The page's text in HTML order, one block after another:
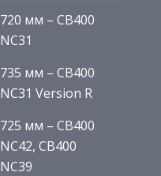
720 мм – CB400
NC31
735 мм – CB400
NC31 Version R
725 мм – CB400
NC42, CB400
NC39